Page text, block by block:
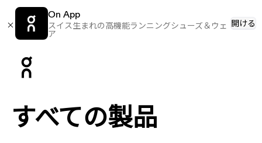
On App
スイス生まれの高機能ランニングシューズ＆ウェ
ア
開ける
すべての​​製品